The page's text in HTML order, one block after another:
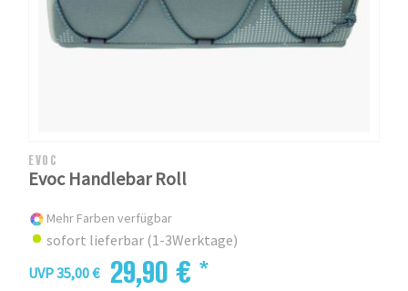
EVOC
Evoc Handlebar Roll
Mehr Farben verfügbar
sofort lieferbar (1-3Werktage)
UVP 35,00 € 29,90 € *